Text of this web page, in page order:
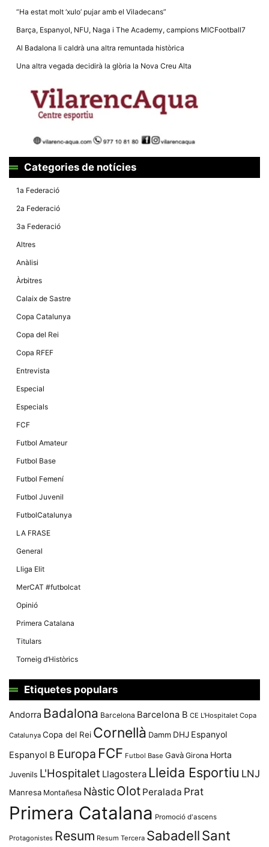
“Ha estat molt ‘xulo’ pujar amb el Viladecans”
Barça, Espanyol, NFU, Naga i The Academy, campions MICFootball7
Al Badalona li caldrà una altra remuntada històrica
Una altra vegada decidirà la glòria la Nova Creu Alta
Categories de notícies
1a Federació
2a Federació
3a Federació
Altres
Anàlisi
Àrbitres
Calaix de Sastre
Copa Catalunya
Copa del Rei
Copa RFEF
Entrevista
Especial
Especials
FCF
Futbol Amateur
Futbol Base
Futbol Femení
Futbol Juvenil
FutbolCatalunya
LA FRASE
General
Lliga Elit
MerCAT #futbolcat
Opinió
Primera Catalana
Titulars
Torneig d’Històrics
Etiquetes populars
Andorra Badalona Barcelona Barcelona B CE L'Hospitalet Copa
Catalunya Copa del Rei Cornellà Damm DHJ Espanyol
Espanyol B Europa FCF Futbol Base Gavà Girona Horta
Juvenils L'Hospitalet Llagostera Lleida Esportiu LNJ
Manresa Montañesa Nàstic Olot Peralada Prat
Primera Catalana Promoció d'ascens
Protagonistes Resum Resum Tercera SabadellSant